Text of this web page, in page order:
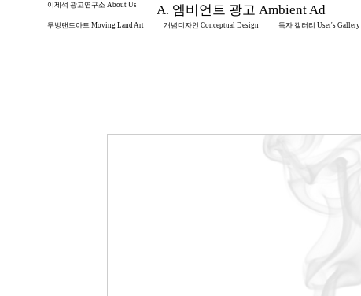
이제석 광고연구소 About Us A. 엠비언트 광고 Ambient Ad
무빙랜드아트 Moving Land Art
개념디자인 Conceptual Design 독자 갤러리 User's Gallery